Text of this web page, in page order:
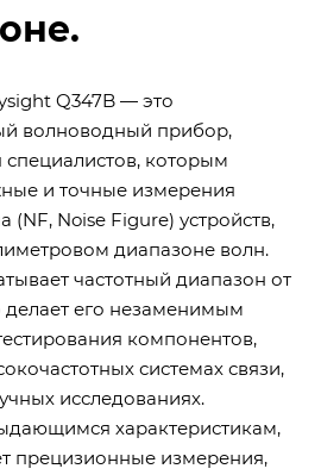
Q347B — это
волноводный прибор,
которым
и точные измерения
Noise Figure) устройств,
диапазоне волн.
частотный диапазон от
делает его незаменимым
компонентов,
системах связи,
исследованиях.
характеристикам,
прецизионные измерения,